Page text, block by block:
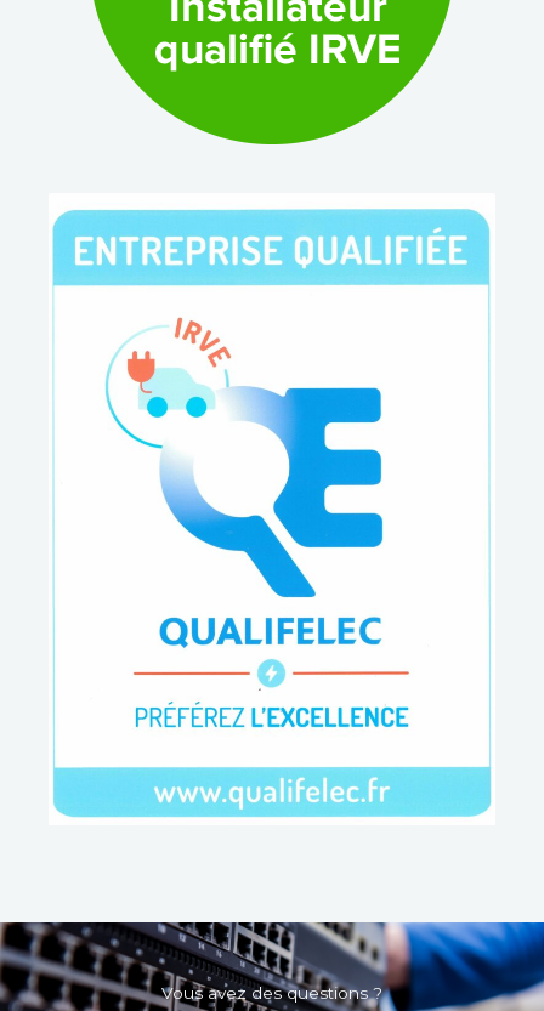
Vous avez des questions ?